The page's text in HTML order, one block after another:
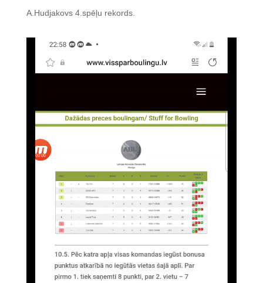
A.Hudjakovs 4.spēļu rekords.